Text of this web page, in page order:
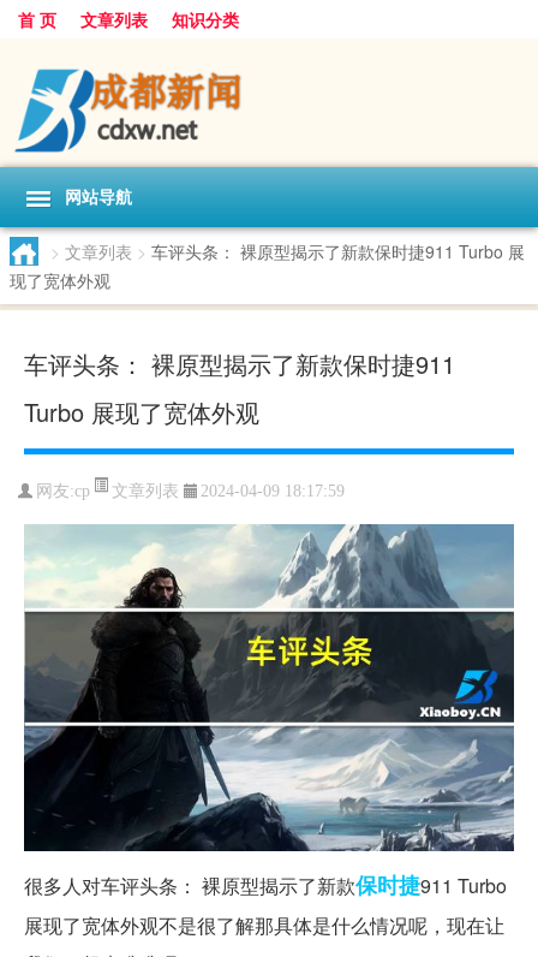
首 页 文章列表 知识分类
网站导航
> 文章列表 > 车评头条： 裸原型揭示了新款保时捷911 Turbo 展
现了宽体外观
车评头条： 裸原型揭示了新款保时捷911
Turbo 展现了宽体外观
网友:cp 文章列表 2024-04-09 18:17:59
很多人对车评头条： 裸原型揭示了新款保时捷911 Turbo
展现了宽体外观不是很了解那具体是什么情况呢，现在让